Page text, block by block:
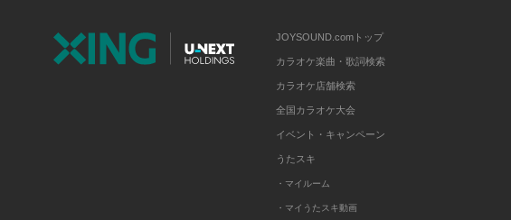
JOYSOUND.comトップ
カラオケ楽曲・歌詞検索
カラオケ店舗検索
全国カラオケ大会
イベント・キャンペーン
うたスキ
・マイルーム
・マイうたスキ動画